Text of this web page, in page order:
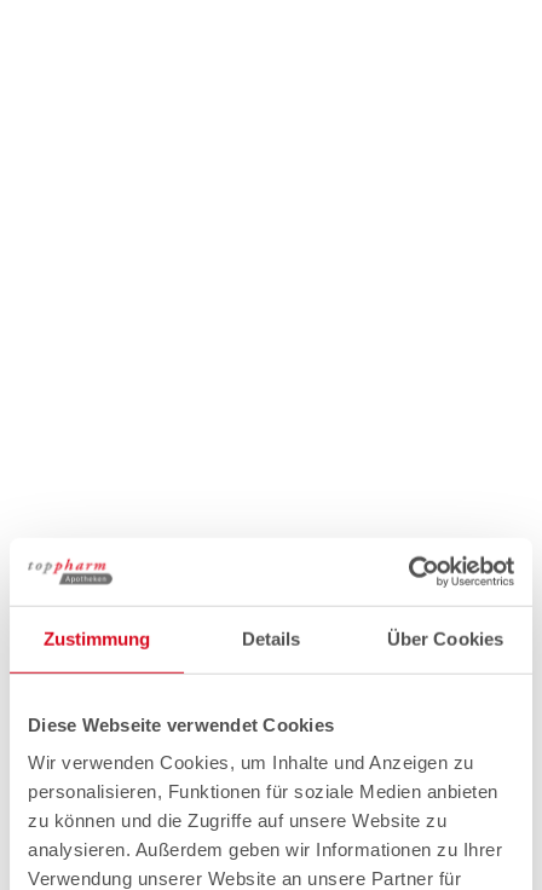
Zustimmung Details Über Cookies
Diese Webseite verwendet Cookies
Wir verwenden Cookies, um Inhalte und Anzeigen zu
personalisieren, Funktionen für soziale Medien anbieten
zu können und die Zugriffe auf unsere Website zu
analysieren. Außerdem geben wir Informationen zu Ihrer
Verwendung unserer Website an unsere Partner für